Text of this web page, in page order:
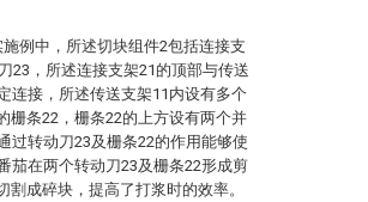
例中，所述切块组件2包括连接支
23，所述连接支架21的顶部与传送
连接，所述传送支架11内设有多个
栅条22，栅条22的上方设有两个并
过转动刀23及栅条22的作用能够使
茄在两个转动刀23及栅条22形成剪
割成碎块，提高了打浆时的效率。